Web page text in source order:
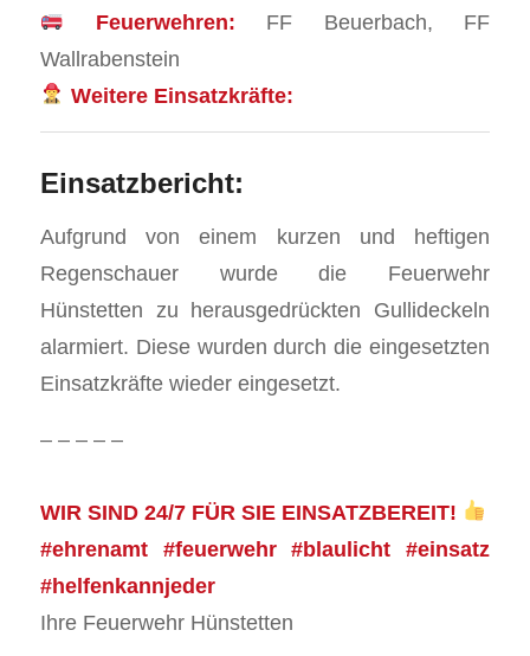
Feuerwehren: FF Beuerbach, FF
Wallrabenstein
Weitere Einsatzkräfte:
Einsatzbericht:
Aufgrund von einem kurzen und heftigen
Regenschauer wurde die Feuerwehr
Hünstetten zu herausgedrückten Gullideckeln
alarmiert. Diese wurden durch die eingesetzten
Einsatzkräfte wieder eingesetzt.
– – – – –
WIR SIND 24/7 FÜR SIE EINSATZBEREIT!
#ehrenamt #feuerwehr #blaulicht #einsatz
#helfenkannjeder
Ihre Feuerwehr Hünstetten